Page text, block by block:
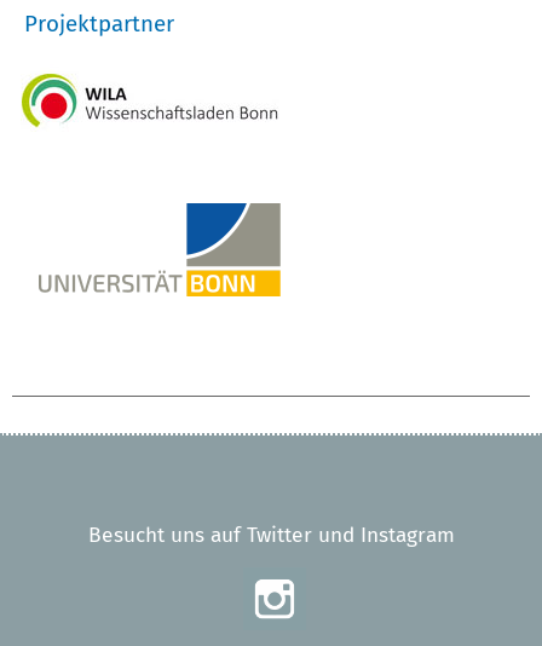
Projektpartner
Besucht uns auf Twitter und Instagram